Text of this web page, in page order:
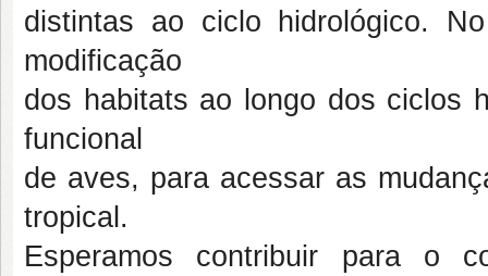
distintas ao ciclo hidrológico.
modificação
dos habitats ao longo dos ciclos
funcional
de aves, para acessar as
tropical.
Esperamos contribuir para o